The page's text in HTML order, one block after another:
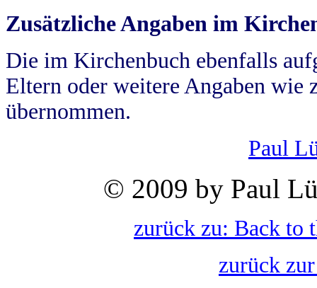
Zusätzliche Angaben im
Die im Kirchenbuch ebenfalls
Eltern oder weitere Angaben wie
übernommen.
Paul
© 2009 by Paul
zurück zu: Back to
zurück